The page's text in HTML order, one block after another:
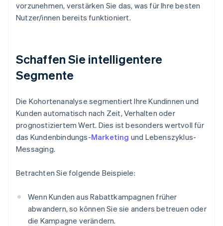
vorzunehmen, verstärken Sie das, was für Ihre besten
Nutzer/innen bereits funktioniert.
Schaffen Sie intelligentere
Segmente
Die Kohortenanalyse segmentiert Ihre Kundinnen und
Kunden automatisch nach Zeit, Verhalten oder
prognostiziertem Wert. Dies ist besonders wertvoll für
das Kundenbindungs-Marketing und Lebenszyklus-
Messaging.
Betrachten Sie folgende Beispiele:
Wenn Kunden aus Rabattkampagnen früher
abwandern, so können Sie sie anders betreuen oder
die Kampagne verändern.